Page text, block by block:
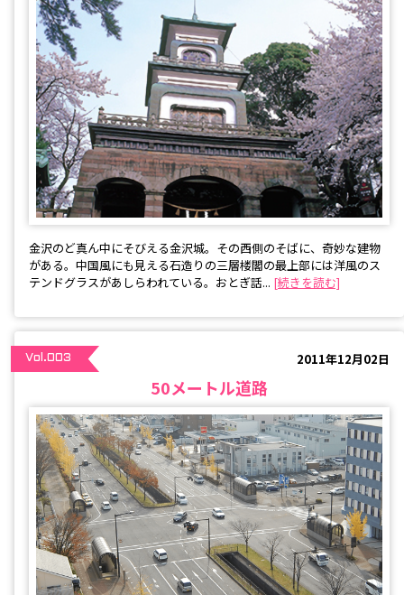
金沢のど真ん中にそびえる金沢城。その西側のそばに、奇妙な建物
がある。中国風にも見える石造りの三層楼閣の最上部には洋風のス
テンドグラスがあしらわれている。おとぎ話... [続きを読む]
Vol.003 2011年12月02日
50メートル道路